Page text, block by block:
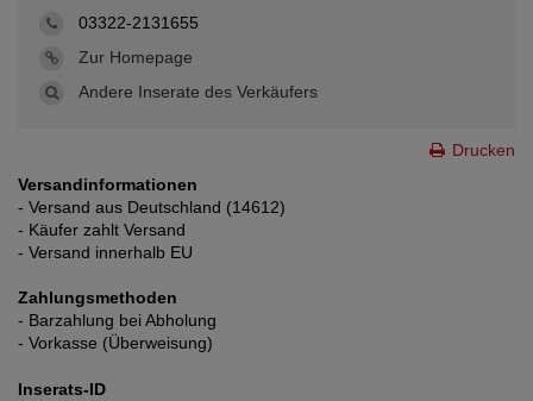
03322-2131655
Zur Homepage
Andere Inserate des Verkäufers
Drucken
Versandinformationen
- Versand aus Deutschland (14612)
- Käufer zahlt Versand
- Versand innerhalb EU
Zahlungsmethoden
- Barzahlung bei Abholung
- Vorkasse (Überweisung)
Inserats-ID